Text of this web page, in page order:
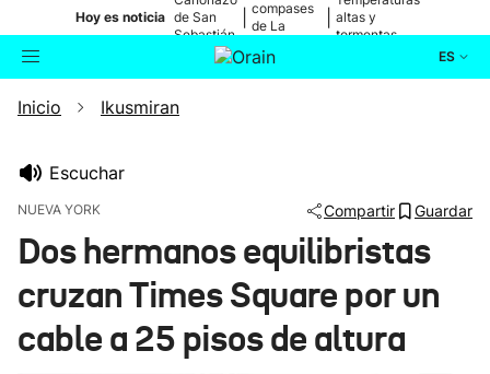
Hoy es noticia de San
Sebastián
compases
de La
altas y
tormentas
ES
Buscador
Ikusmiran
Eguraldia
Inicio Ikusmiran
Escuchar
NUEVA YORK Compartir Guardar
Dos hermanos equilibristas
cruzan Times Square por un
cable a 25 pisos de altura